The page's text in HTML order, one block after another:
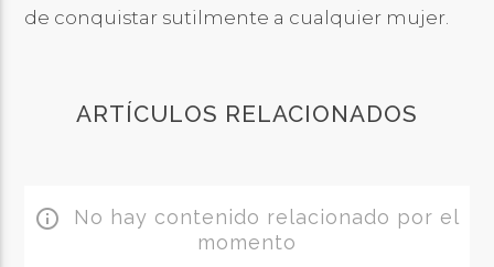
de conquistar sutilmente a cualquier mujer.
ARTÍCULOS RELACIONADOS
info_outline No hay contenido relacionado por el
momento